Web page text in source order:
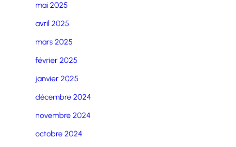
mai 2025
avril 2025
mars 2025
février 2025
janvier 2025
décembre 2024
novembre 2024
octobre 2024